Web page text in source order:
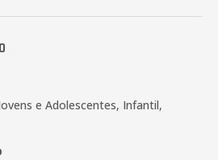
e Adolescentes, Infantil,